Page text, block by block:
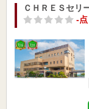
ＣＨＲＥＳセリ
-点